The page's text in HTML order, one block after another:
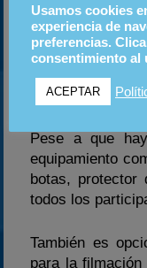
No hay un
circuitos
como casco a
de uno. De
casco propio.
Pese a que
equipamiento
botas, protector
todos los
También es
para la
Usamos cookies
experiencia de
preferencias.
consentimiento al
ACEPTAR